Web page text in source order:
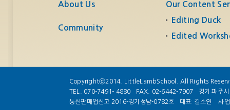
About Us
Community
Our Content
Editing Duck
Edited
Copyrightⓒ2014. LittleLambSchool. All Rights
TEL. 070-7491- 4880
FAX. 02-6442-7907
경기 파주
통신판매업신고 2016-경기성남-0782호
대표: 길소연 사